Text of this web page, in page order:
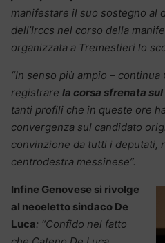
manifestare il suo sostegno al
dell’Irccs nel corso della
organizzata a Tremestieri lo
“In senso più ampio –
registrare la corsa sfrenata
tanti profili che in queste ore
convergenza sul candidato
convinzione da tutti i deputati,
centrodestra messinese”.
Infine Genovese si rivolge
al neoeletto sindaco De
Luca: “Confido nel fatto